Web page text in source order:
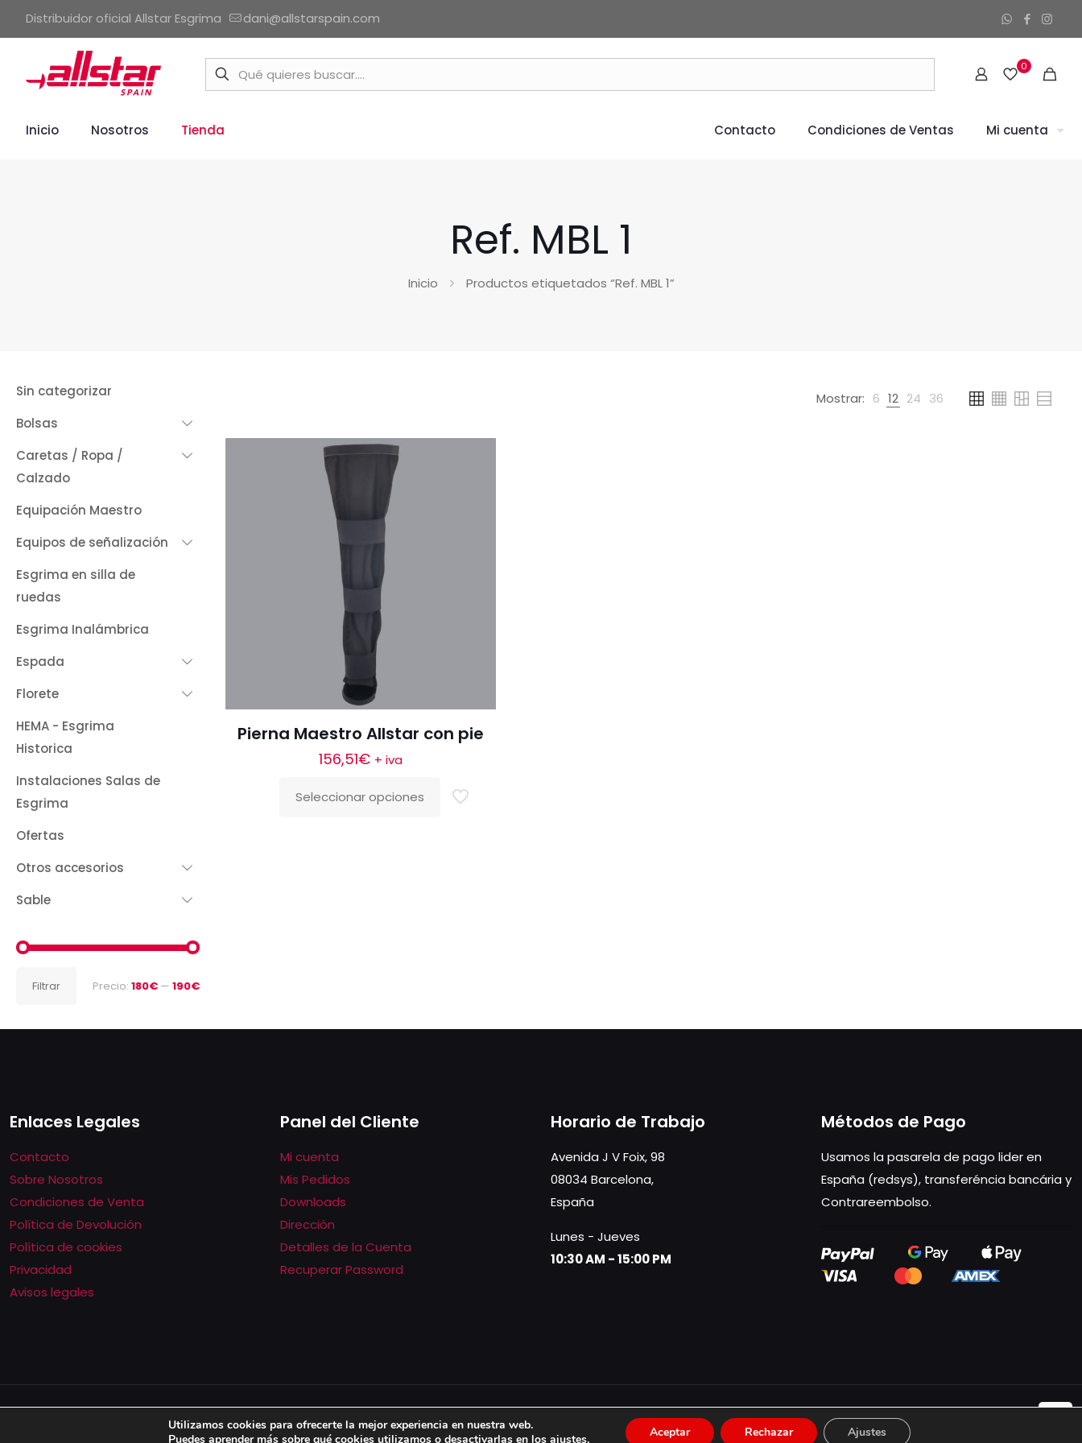
Distribuidor oficial Allstar Esgrima dani@allstarspain.com
0
Inicio Nosotros Tienda Contacto Condiciones de Ventas Mi cuenta
Ref. MBL 1
Inicio Productos etiquetados “Ref. MBL 1”
Mostrar: 6 12 24 36
Pierna Maestro Allstar con pie
156,51€ + iva
Seleccionar opciones
Este
en
producto
Sin categorizar
Bolsas
Caretas / Ropa /
Calzado
Equipación Maestro
Equipos de señalización
Esgrima en silla de
ruedas
Esgrima Inalámbrica
Espada
Florete
HEMA - Esgrima
Historica
Instalaciones Salas de
Esgrima
Ofertas
Otros accesorios
Sable
Filtrar Precio: 180€— 190€
Enlaces Legales
Contacto
Sobre Nosotros
Condiciones de Venta
Política de Devolución
Política de cookies
Privacidad
Avisos legales
Panel del Cliente
Mi cuenta
Mis Pedidos
Downloads
Dirección
Detalles de la Cuenta
Recuperar Password
Horario de Trabajo
Avenida J V Foix, 98
08034 Barcelona,
España
Lunes - Jueves
10:30 AM - 15:00 PM
Métodos de Pago
Usamos la pasarela de pago lider en
España (redsys), transferéncia bancária y
Contrareembolso.
© 2022 AllstarSpain | All Rights Reserved |Diseño web Wordpressby CreationBCN
Utilizamos cookies para ofrecerte la mejor experiencia en nuestra web.
Puedes aprender más sobre qué cookies utilizamos o desactivarlas en losajustes. Aceptar Rechazar Ajustes